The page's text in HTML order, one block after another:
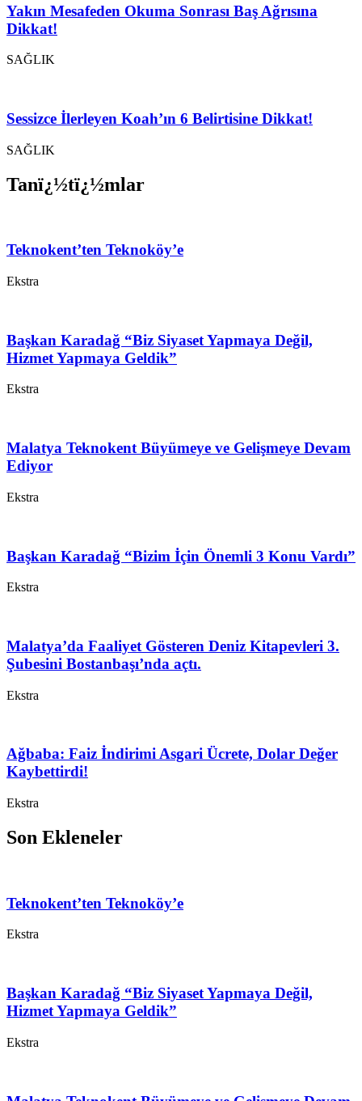
Yakın Mesafeden Okuma Sonrası Baş Ağrısına
Dikkat!
SAĞLIK
Sessizce İlerleyen Koah’ın 6 Belirtisine Dikkat!
SAĞLIK
Tanï¿½tï¿½mlar
Teknokent’ten Teknoköy’e
Ekstra
Başkan Karadağ “Biz Siyaset Yapmaya Değil,
Hizmet Yapmaya Geldik”
Ekstra
Malatya Teknokent Büyümeye ve Gelişmeye Devam
Ediyor
Ekstra
Başkan Karadağ “Bizim İçin Önemli 3 Konu Vardı”
Ekstra
Malatya’da Faaliyet Gösteren Deniz Kitapevleri 3.
Şubesini Bostanbaşı’nda açtı.
Ekstra
Ağbaba: Faiz İndirimi Asgari Ücrete, Dolar Değer
Kaybettirdi!
Ekstra
Son Ekleneler
Teknokent’ten Teknoköy’e
Ekstra
Başkan Karadağ “Biz Siyaset Yapmaya Değil,
Hizmet Yapmaya Geldik”
Ekstra